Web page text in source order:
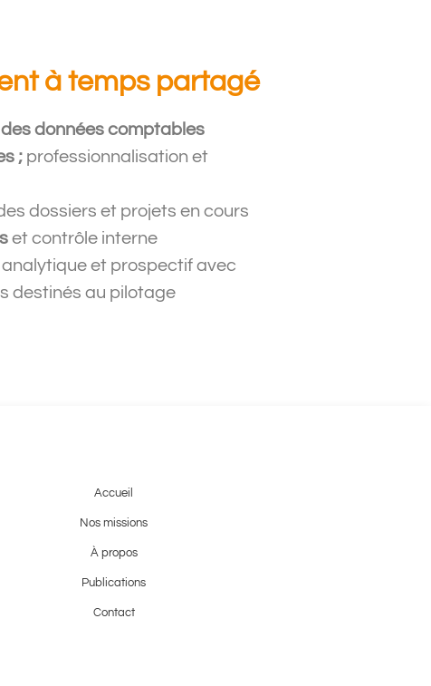
de structuration [...].
à temps partagé
données comptables
; professionnalisation et
dossiers et projets en cours
et contrôle interne
analytique et prospectif avec
destinés au pilotage
Accueil
Nos missions
À propos
Publications
Contact